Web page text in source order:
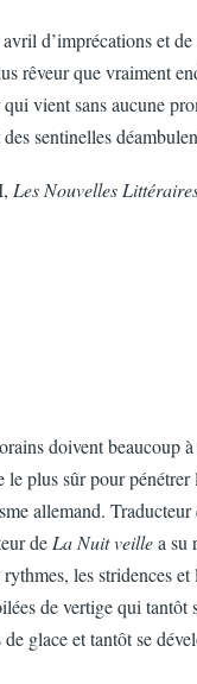
d’imprécations et
rêveur que vraiment
vient sans aucune
sentinelles
Les Nouvelles
doivent beaucoup
le plus sûr pour
allemand.
de La Nuit veillea su
les stridences et
de vertige qui tantôt
glace et tantôt se